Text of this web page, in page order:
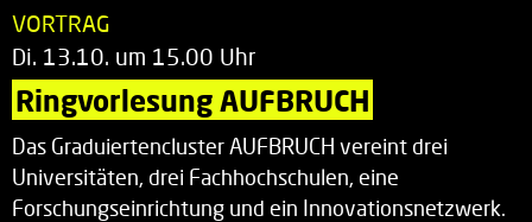
VORTRAG
Di. 13.10. um 15.00 Uhr
Ringvorlesung AUFBRUCH
Das Graduiertencluster AUFBRUCH vereint drei
Universitäten, drei Fachhochschulen, eine
Forschungseinrichtung und ein Innovationsnetzwerk.